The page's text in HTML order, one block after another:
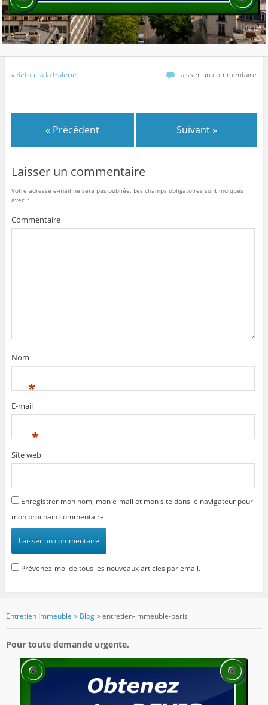
« Retour à la Galerie Laisser un commentaire
« Précédent Suivant »
Laisser un commentaire
Votre adresse e-mail ne sera pas publiée. Les champs obligatoires sont indiqués
avec *
Commentaire
Nom
*
E-mail
*
Site web
Enregistrer mon nom, mon e-mail et mon site dans le navigateur pour
mon prochain commentaire.
Prévenez-moi de tous les nouveaux articles par email.
Entretien Immeuble > Blog> entretien-immeuble-paris
Pour toute demande urgente,